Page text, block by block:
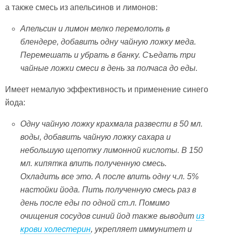
а также смесь из апельсинов и лимонов:
Апельсин и лимон мелко перемолоть в
блендере, добавить одну чайную ложку меда.
Перемешать и убрать в банку. Съедать три
чайные ложки смеси в день за полчаса до еды.
Имеет немалую эффективность и применение синего
йода:
Одну чайную ложку крахмала развести в 50 мл.
воды, добавить чайную ложку сахара и
небольшую щепотку лимонной кислоты. В 150
мл. кипятка влить полученную смесь.
Охладить все это. А после влить одну ч.л. 5%
настойки йода. Пить полученную смесь раз в
день после еды по одной ст.л. Помимо
очищения сосудов синий йод также выводитиз
крови холестерин, укрепляет иммунитет и